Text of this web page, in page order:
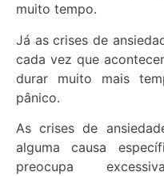
muito tempo.
Já as crises de
cada vez que
durar muito mais
pânico.
As crises de
alguma causa
preocupa